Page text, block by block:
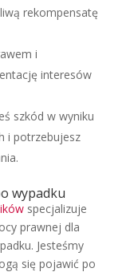
rekompensatę
i
interesów
szkód w wyniku
i potrzebujesz
wypadku
specjalizuje
prawnej dla
Jesteśmy
się pojawić po